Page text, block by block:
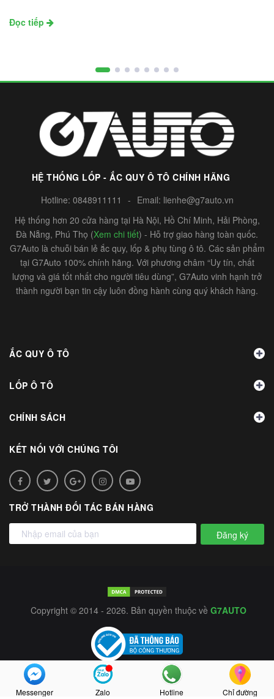
Đọc tiếp
HỆ THỐNG LỐP - ẮC QUY Ô TÔ CHÍNH HÃNG
Hotline: 0848911111 - Email: lienhe@g7auto.vn
Hệ thống hơn 20 cửa hàng tại Hà Nội, Hồ Chí Minh, Hải Phòng,
Đà Nẵng, Phú Thọ (Xem chi tiết) - Hỗ trợ giao hàng toàn quốc.
G7Auto là chuỗi bán lẻ ắc quy, lốp & phụ tùng ô tô. Các sản phẩm
tại G7Auto 100% chính hãng. Với phương châm “Uy tín, chất
lượng và giá tốt nhất cho người tiêu dùng”, G7Auto vinh hạnh trở
thành người bạn tin cậy luôn đồng hành cùng quý khách hàng.
ẮC QUY Ô TÔ
LỐP Ô TÔ
CHÍNH SÁCH
KẾT NỐI VỚI CHÚNG TÔI
TRỞ THÀNH ĐỐI TÁC BÁN HÀNG
Đăng ký
Copyright © 2014 - 2026. Bản quyền thuộc về G7AUTO
Messenger Zalo Hotline Chỉ đường